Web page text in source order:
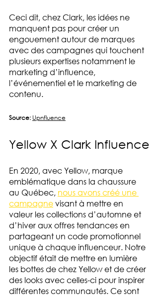
Ceci dit, chez Clark, les idées ne
manquent pas pour créer un
engouement autour de marques
avec des campagnes qui touchent
plusieurs expertises notamment le
marketing d’influence,
l’événementiel et le marketing de
contenu.
Source: Upnfluence
Yellow X Clark Influence
En 2020, avec Yellow, marque
emblématique dans la chaussure
au Québec, nous avons créé une
campagne visant à mettre en
valeur les collections d’automne et
d’hiver aux offres tendances en
partageant un code promotionnel
unique à chaque influenceur. Notre
objectif était de mettre en lumière
les bottes de chez Yellow et de créer
des looks avec celles-ci pour inspirer
différentes communautés. Ce sont